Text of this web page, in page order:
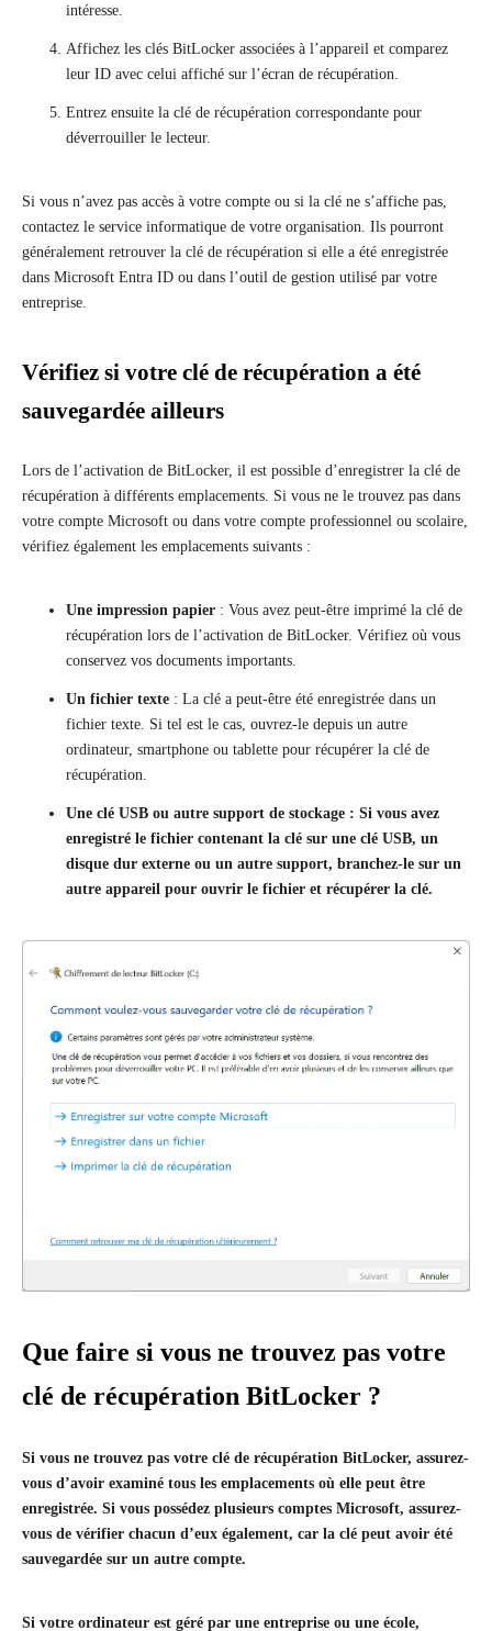
intéresse.
Affichez les clés BitLocker associées à l’appareil et comparez
leur ID avec celui affiché sur l’écran de récupération.
Entrez ensuite la clé de récupération correspondante pour
déverrouiller le lecteur.
Si vous n’avez pas accès à votre compte ou si la clé ne s’affiche pas,
contactez le service informatique de votre organisation. Ils pourront
généralement retrouver la clé de récupération si elle a été enregistrée
dans Microsoft Entra ID ou dans l’outil de gestion utilisé par votre
entreprise.
Vérifiez si votre clé de récupération a été
sauvegardée ailleurs
Lors de l’activation de BitLocker, il est possible d’enregistrer la clé de
récupération à différents emplacements. Si vous ne le trouvez pas dans
votre compte Microsoft ou dans votre compte professionnel ou scolaire,
vérifiez également les emplacements suivants :
Une impression papier : Vous avez peut-être imprimé la clé de
récupération lors de l’activation de BitLocker. Vérifiez où vous
conservez vos documents importants.
Un fichier texte : La clé a peut-être été enregistrée dans un
fichier texte. Si tel est le cas, ouvrez-le depuis un autre
ordinateur, smartphone ou tablette pour récupérer la clé de
récupération.
Une clé USB ou autre support de stockage : Si vous avez
enregistré le fichier contenant la clé sur une clé USB, un
disque dur externe ou un autre support, branchez-le sur un
autre appareil pour ouvrir le fichier et récupérer la clé.
Que faire si vous ne trouvez pas votre
clé de récupération BitLocker ?
Si vous ne trouvez pas votre clé de récupération BitLocker, assurez-
vous d’avoir examiné tous les emplacements où elle peut être
enregistrée. Si vous possédez plusieurs comptes Microsoft, assurez-
vous de vérifier chacun d’eux également, car la clé peut avoir été
sauvegardée sur un autre compte.
Si votre ordinateur est géré par une entreprise ou une école,